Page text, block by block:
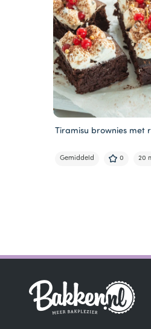
Tiramisu brownies met
Gemiddeld 0 20